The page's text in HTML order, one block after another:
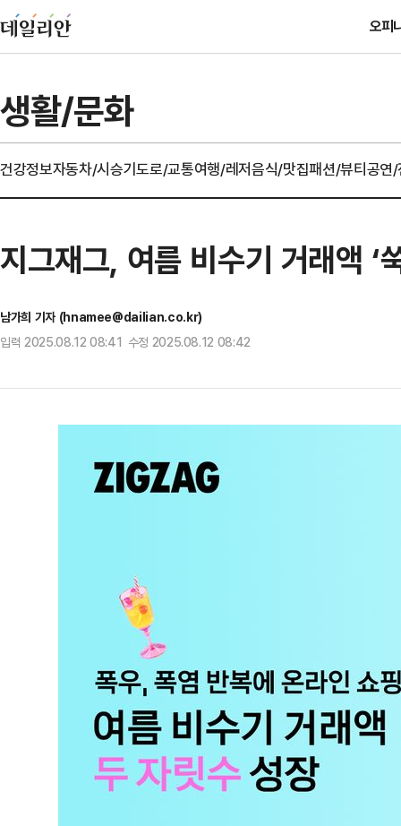
오피
생활/문화
건강정보자동차/시승기도로/교통여행/레저음식/맛집패션/뷰티공연
지그재그, 여름 비수기 거래액 ‘
남가희 기자 (hnamee@dailian.co.kr)
입력 2025.08.12 08:41 수정 2025.08.12 08:42